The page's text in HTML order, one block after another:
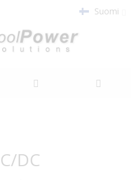
Suomi
DC